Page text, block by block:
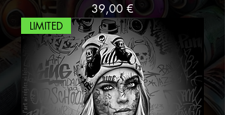
Prix
39,00 €
LIMITED